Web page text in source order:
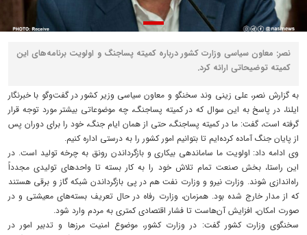
نصر: معاون سیاسی وزارت کشور درباره کمیته پساجنگ و اولویت برنامه‌های این
کمیته توضیحاتی ارائه کرد.
به گزارش نصر، علی زینی وند سخنگو و معاون سیاسی وزیر کشور در گفت‌وگو با خبرنگار
ایلنا، در پاسخ به این سوال که در کمیته پساجنگ، چه موضوعاتی بیشتر مورد توجه قرار
گرفته است، گفت: ما در کمیته پساجنگ، حتی از همان ایام جنگ، خود را برای دوران پس
از پایان جنگ آماده کرده‌ایم تا بتوانیم امور کشور را به درستی اداره کنیم.
وی ادامه داد: اولویت ما ساماندهی بیکاری و بازگرداندن رونق به چرخه تولید است. در
این راستا، بخش صنعت تمام تلاش خود را به کار بسته تا واحدهای تولیدی مجدداً
راه‌اندازی شوند. وزارت نیرو و وزارت نفت هم در پی بازگرداندن شبکه گاز و برقی هستند
که از مدار خارج شده بود. همزمان، وزارت رفاه در حال تعریف بسته‌های معیشتی و در
صورت امکان، افزایش آن‌هاست تا فشار اقتصادی کمتری به مردم وارد شود.
سخنگوی وزارت کشور گفت: در وزارت کشور، موضوع امنیت مرزها و تدبیر امور در